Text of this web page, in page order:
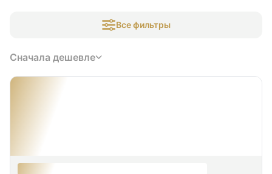
Все фильтры
Сначала дешевле